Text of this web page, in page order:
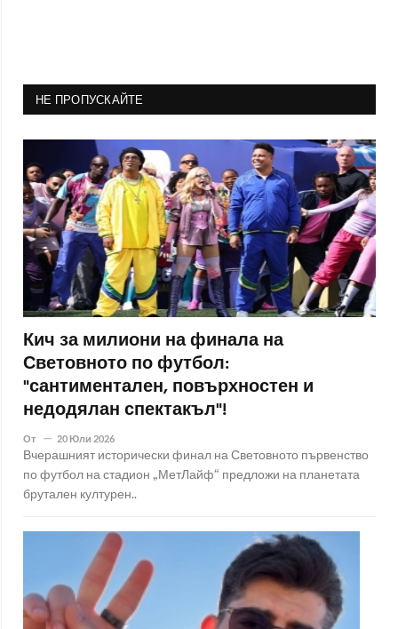
НЕ ПРОПУСКАЙТЕ
Кич за милиони на финала на
Световното по футбол:
"сантиментален, повърхностен и
недодялан спектакъл"!
От 20 Юли 2026
Вчерашният исторически финал на Световното първенство
по футбол на стадион „МетЛайф“ предложи на планетата
брутален културен..